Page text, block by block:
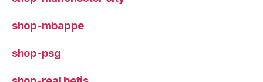
shop-mbappe
shop-psg